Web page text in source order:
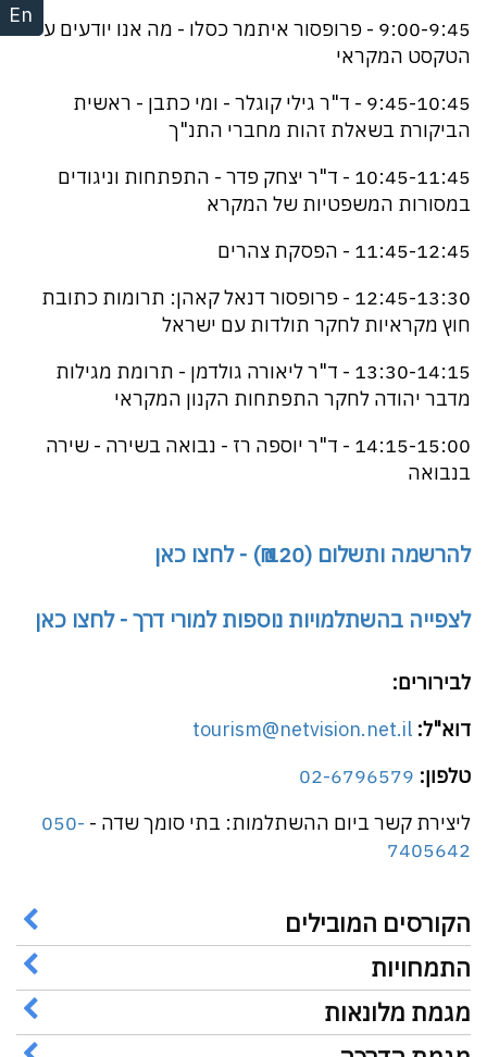
En
9:00-9:45 - פרופסור איתמר כסלו - מה אנו יודעים על
הטקסט המקראי
9:45-10:45 - ד"ר גילי קוגלר - ומי כתבן - ראשית
הביקורת בשאלת זהות מחברי התנ"ך
10:45-11:45 - ד"ר יצחק פדר - התפתחות וניגודים
במסורות המשפטיות של המקרא
11:45-12:45 - הפסקת צהרים
12:45-13:30 - פרופסור דנאל קאהן: תרומות כתובת
חוץ מקראיות לחקר תולדות עם ישראל
13:30-14:15 - ד"ר ליאורה גולדמן - תרומת מגילות
מדבר יהודה לחקר התפתחות הקנון המקראי
14:15-15:00 - ד"ר יוספה רז - נבואה בשירה - שירה
בנבואה
להרשמה ותשלום (120 ₪) - לחצו כאן
לצפייה בהשתלמויות נוספות למורי דרך - לחצו כאן
לבירורים:
דוא"ל: tourism@netvision.net.il
טלפון: 02-6796579
ליצירת קשר ביום ההשתלמות: בתי סומך שדה - 050-
7405642
הקורסים המובילים
התמחויות
מגמת מלונאות